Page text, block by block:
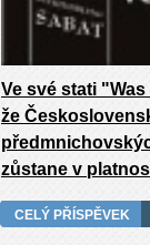
Ve své stati
že
zůstane v
CELÝ PŘÍSPĚVEK